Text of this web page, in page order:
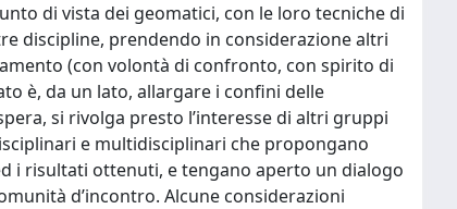
di vista dei geomatici, con le loro tecniche di
discipline, prendendo in considerazione altri
(con volontà di confronto, con spirito di
è, da un lato, allargare i confini delle
si rivolga presto l’interesse di altri gruppi
e multidisciplinari che propongano
i risultati ottenuti, e tengano aperto un dialogo
d’incontro. Alcune considerazioni